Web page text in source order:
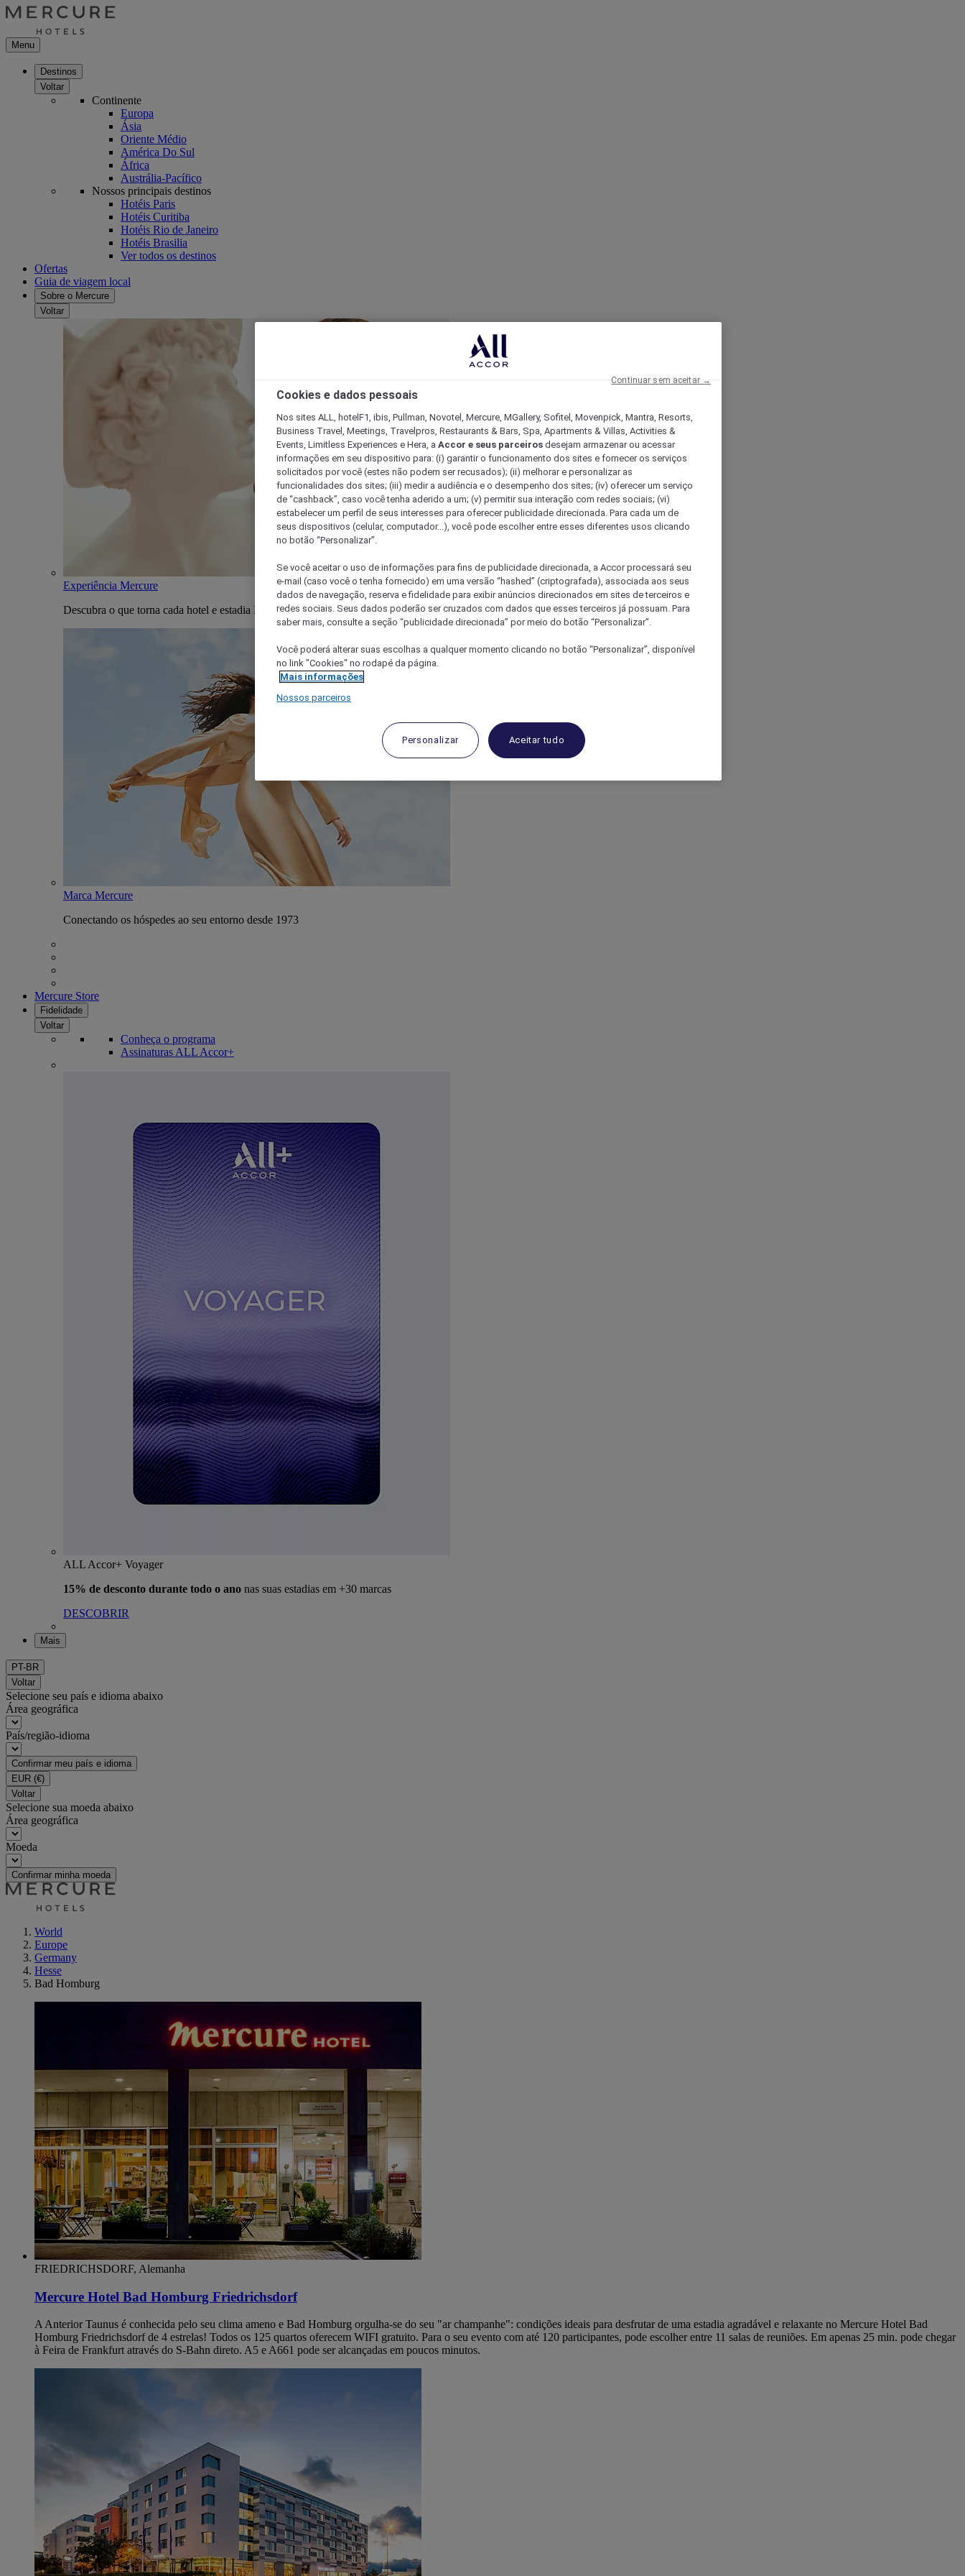
Menu
Destinos
Voltar
Continente
Europa
Ásia
Oriente Médio
América Do Sul
África
Austrália-Pacífico
Nossos principais destinos
Hotéis Paris
Hotéis Curitiba
Hotéis Rio de Janeiro
Hotéis Brasilia
Ver todos os destinos
Ofertas
Guia de viagem local
Sobre o Mercure
Voltar
Experiência Mercure
Descubra o que torna cada hotel e estadia Mercure única
Marca Mercure
Conectando os hóspedes ao seu entorno desde 1973
Mercure Store
Fidelidade
Voltar
Conheça o programa
Assinaturas ALL Accor+
ALL Accor+ Voyager
15% de desconto durante todo o ano nas suas estadias em +30 marcas
DESCOBRIR
Mais
PT-BR
Voltar
Selecione seu país e idioma abaixo
Área geográfica
País/região-idioma
Confirmar meu país e idioma
EUR (€)
Voltar
Selecione sua moeda abaixo
Área geográfica
Moeda
Confirmar minha moeda
World
Europe
Germany
Hesse
Bad Homburg
FRIEDRICHSDORF, Alemanha
Mercure Hotel Bad Homburg Friedrichsdorf
A Anterior Taunus é conhecida pelo seu clima ameno e Bad Homburg orgulha-se do seu "ar champanhe": condições ideais para desfrutar de uma estadia agradável e relaxante no Mercure Hotel Bad
Homburg Friedrichsdorf de 4 estrelas! Todos os 125 quartos oferecem WIFI gratuito. Para o seu evento com até 120 participantes, pode escolher entre 11 salas de reuniões. Em apenas 25 min. pode chegar
à Feira de Frankfurt através do S-Bahn direto. A5 e A661 pode ser alcançadas em poucos minutos.
Cookies e dados pessoais
Nos sites ALL, hotelF1, ibis, Pullman, Novotel, Mercure, MGallery, Sofitel, Movenpick, Mantra, Resorts,
Business Travel, Meetings, Travelpros, Restaurants & Bars, Spa, Apartments & Villas, Activities &
Events, Limitless Experiences e Hera, a Accor e seus parceiros desejam armazenar ou acessar
informações em seu dispositivo para: (i) garantir o funcionamento dos sites e fornecer os serviços
solicitados por você (estes não podem ser recusados); (ii) melhorar e personalizar as
funcionalidades dos sites; (iii) medir a audiência e o desempenho dos sites; (iv) oferecer um serviço
de “cashback”, caso você tenha aderido a um; (v) permitir sua interação com redes sociais; (vi)
estabelecer um perfil de seus interesses para oferecer publicidade direcionada. Para cada um de
seus dispositivos (celular, computador...), você pode escolher entre esses diferentes usos clicando
no botão “Personalizar”.
Se você aceitar o uso de informações para fins de publicidade direcionada, a Accor processará seu
e-mail (caso você o tenha fornecido) em uma versão “hashed” (criptografada), associada aos seus
dados de navegação, reserva e fidelidade para exibir anúncios direcionados em sites de terceiros e
redes sociais. Seus dados poderão ser cruzados com dados que esses terceiros já possuam. Para
saber mais, consulte a seção “publicidade direcionada” por meio do botão “Personalizar”.
Você poderá alterar suas escolhas a qualquer momento clicando no botão “Personalizar”, disponível
no link "Cookies" no rodapé da página.
Mais informações
Nossos parceiros
Personalizar Aceitar tudo
Continuar sem aceitar →